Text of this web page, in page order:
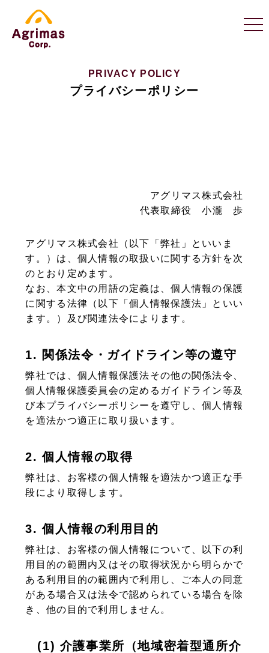
PRIVACY POLICY
プライバシーポリシー
アグリマス株式会社
代表取締役 小瀧 歩
アグリマス株式会社（以下「弊社」といいま
す。）は、個人情報の取扱いに関する方針を次
のとおり定めます。
なお、本文中の用語の定義は、個人情報の保護
に関する法律（以下「個人情報保護法」といい
ます。）及び関連法令によります。
1. 関係法令・ガイドライン等の遵守
弊社では、個人情報保護法その他の関係法令、
個人情報保護委員会の定めるガイドライン等及
び本プライバシーポリシーを遵守し、個人情報
を適法かつ適正に取り扱います。
2. 個人情報の取得
弊社は、お客様の個人情報を適法かつ適正な手
段により取得します。
3. 個人情報の利用目的
弊社は、お客様の個人情報について、以下の利
用目的の範囲内又はその取得状況から明らかで
ある利用目的の範囲内で利用し、ご本人の同意
がある場合又は法令で認められている場合を除
き、他の目的で利用しません。
(1) 介護事業所（地域密着型通所介